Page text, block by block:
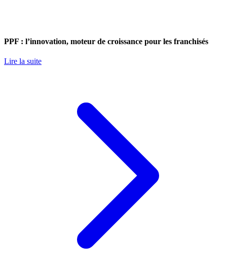
PPF : l’innovation, moteur de croissance pour les franchisés
Lire la suite